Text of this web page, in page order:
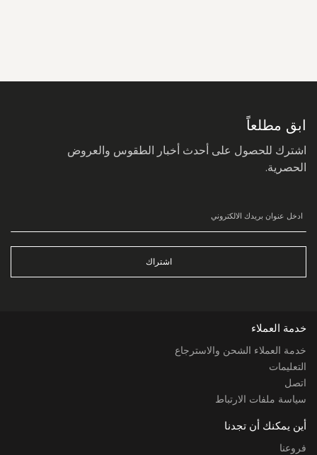
ابق مطلعاً
اشترك للحصول على أحدث أخبار الطقوس والعروض
الحصرية.
اشتراك
خدمة العملاء
خدمة العملاء الشحن والاسترجاع
التعليمات
اتصل
سياسة ملفات الارتباط
أين يمكنك أن تجدنا
فروعنا